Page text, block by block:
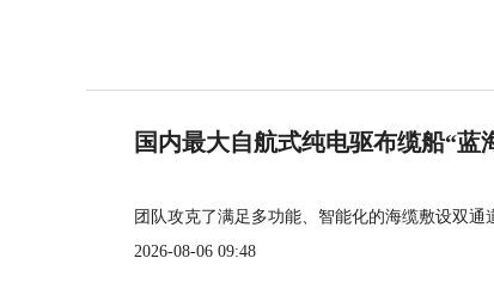
国内最大自航式纯电驱布缆船“蓝
团队攻克了满足多功能、智能化的海缆敷设双
2026-08-06 09:48